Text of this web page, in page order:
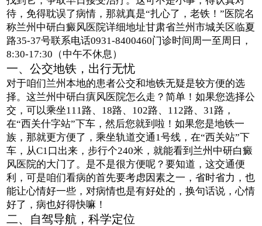
待，免得耽误了病情，那就真是“扎心了，老铁！”医院名
称兰州中研白癜风医院详细地址甘肃省兰州市城关区临夏
路35-37号联系电话0931-8400460门诊时间周一至周日，
8:30-17:30（中午不休息）
一、公交地铁，出行无忧
对于咱们兰州本地的患者公交和地铁无疑是较方便的选
择。这兰州中研白瘨风医院怎么走？简单！如果您选择公
交，可以乘坐111路、18路、102路、112路、31路，
在“西关什字站”下车，然后您就到啦！如果您是地铁一
族，那就更方便了，乘坐轨道交通1号线，在“西关站”下
车，从C1口出来，步行个240米，就能看到兰州中研白癜
风医院的大门了。是不是很方便呢？要知道，这交通便
利，可是咱们看病的首先要考虑因素之一，省时省力，也
能让心情好一些，对病情也是有好处的，换句话说，心情
好了，病也好得快嘛！
二、自驾导航，科学定位